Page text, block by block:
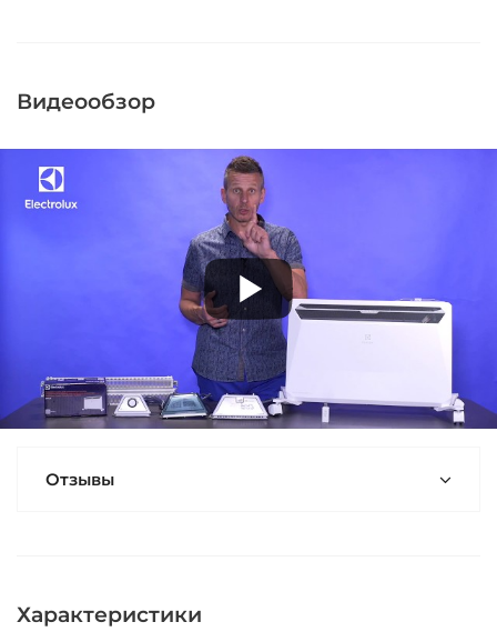
Видеообзор
Отзывы
Характеристики